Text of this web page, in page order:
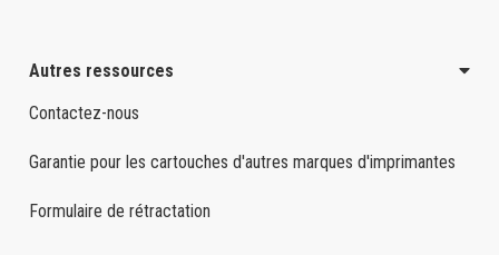
Autres ressources
Contactez-nous
Garantie pour les cartouches d'autres marques d'imprimantes
Formulaire de rétractation